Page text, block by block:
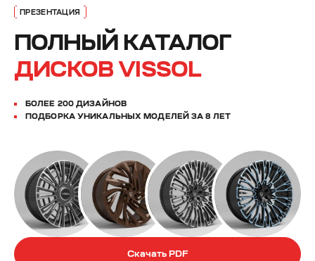
ПОЛНЫЙ КАТАЛОГ
ДИСКОВ VISSOL
БОЛЕЕ 200 ДИЗАЙНОВ
ПОДБОРКА УНИКАЛЬНЫХ МОДЕЛЕЙ ЗА 8 ЛЕТ
Скачать PDF